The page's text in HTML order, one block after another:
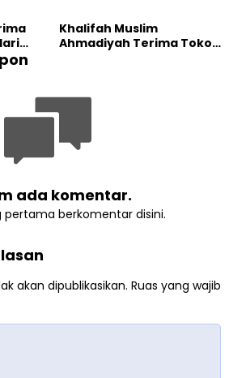
Masa Depan
Khalifah Muslim
Ahmadiyah Terima Tokoh
ada komentar.
pertama berkomentar disini.
akan dipublikasikan. Ruas yang wajib